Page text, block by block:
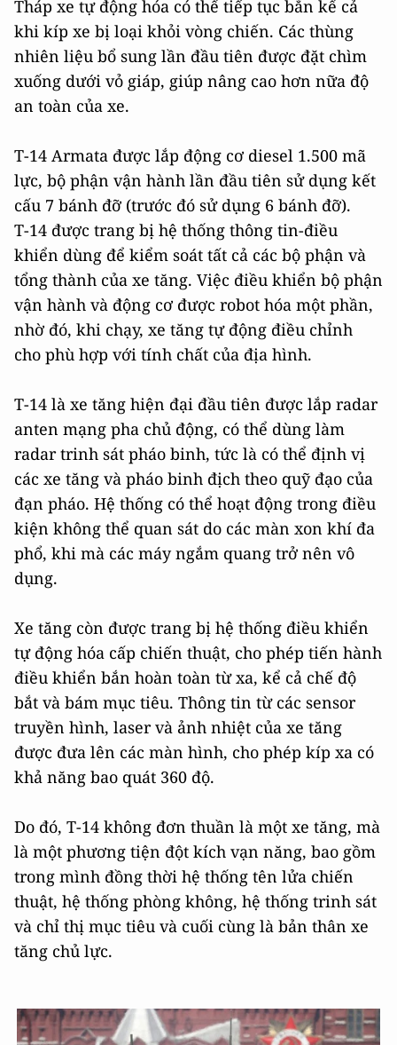
Tháp xe tự động hóa có thể tiếp tục bắn kể cả
khi kíp xe bị loại khỏi vòng chiến. Các thùng
nhiên liệu bổ sung lần đầu tiên được đặt chìm
xuống dưới vỏ giáp, giúp nâng cao hơn nữa độ
an toàn của xe.
T-14 Armata được lắp động cơ diesel 1.500 mã
lực, bộ phận vận hành lần đầu tiên sử dụng kết
cấu 7 bánh đỡ (trước đó sử dụng 6 bánh đỡ).
Т-14 được trang bị hệ thống thông tin-điều
khiển dùng để kiểm soát tất cả các bộ phận và
tổng thành của xe tăng. Việc điều khiển bộ phận
vận hành và động cơ được robot hóa một phần,
nhờ đó, khi chạy, xe tăng tự động điều chỉnh
cho phù hợp với tính chất của địa hình.
Т-14 là xe tăng hiện đại đầu tiên được lắp radar
anten mạng pha chủ động, có thể dùng làm
radar trinh sát pháo binh, tức là có thể định vị
các xe tăng và pháo binh địch theo quỹ đạo của
đạn pháo. Hệ thống có thể hoạt động trong điều
kiện không thể quan sát do các màn xon khí đa
phổ, khi mà các máy ngắm quang trở nên vô
dụng.
Xe tăng còn được trang bị hệ thống điều khiển
tự động hóa cấp chiến thuật, cho phép tiến hành
điều khiển bắn hoàn toàn từ xa, kể cả chế độ
bắt và bám mục tiêu. Thông tin từ các sensor
truyền hình, laser và ảnh nhiệt của xe tăng
được đưa lên các màn hình, cho phép kíp xa có
khả năng bao quát 360 độ.
Do đó, Т-14 không đơn thuần là một xe tăng, mà
là một phương tiện đột kích vạn năng, bao gồm
trong mình đồng thời hệ thống tên lửa chiến
thuật, hệ thống phòng không, hệ thống trinh sát
và chỉ thị mục tiêu và cuối cùng là bản thân xe
tăng chủ lực.